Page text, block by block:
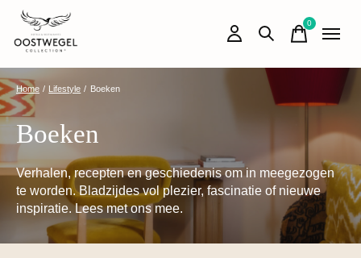
0items
Home / Lifestyle / Boeken
Boeken
Verhalen, recepten en geschiedenis om in meegezogen
te worden. Bladzijdes vol plezier, fascinatie of nieuwe
inspiratie. Lees met ons mee.